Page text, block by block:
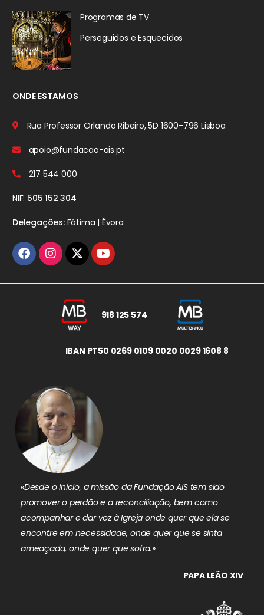
Programas de TV
Perseguidos e Esquecidos
ONDE ESTAMOS
Rua Professor Orlando Ribeiro, 5D 1600-796 Lisboa
apoio@fundacao-ais.pt
217 544 000
NIF: 505 152 304
Delegações:Fátima | Évora
918 125 574
IBAN PT50 0269 0109 0020 0029 1608 8
«Desde o início, a missão da Fundação AIS tem sido
promover o perdão e a reconciliação, bem como
acompanhar e dar voz à Igreja onde quer que ela se
encontre em necessidade, onde quer que se sinta
ameaçada, onde quer que sofra.»
PAPA LEÃO XIV